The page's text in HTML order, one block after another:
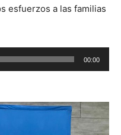
esfuerzos a las familias
00:00